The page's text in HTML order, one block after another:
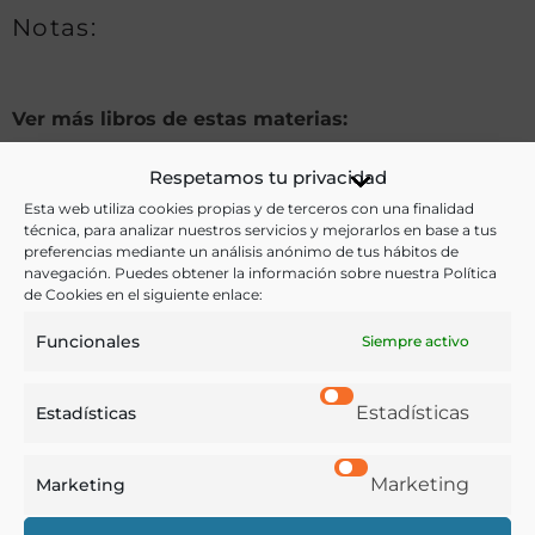
Respetamos tu privacidad
Esta web utiliza cookies propias y de terceros con una finalidad
técnica, para analizar nuestros servicios y mejorarlos en base a tus
preferencias mediante un análisis anónimo de tus hábitos de
navegación. Puedes obtener la información sobre nuestra Política
de Cookies en el siguiente enlace:
Funcionales Siempre activo
Estadísticas Estadísticas
Marketing Marketing
Notas:
Ver más libros de estas materias:
Artes de mesa, Bebidas,Cocina
Diccionario,Dietética y nutrición,Enología y
Viticultura,Gastronomía,Pastelería y Confitería,
Profesiones,Recetarios
Ver más libros con las palabras clave:
Pasteleros
Trinchar